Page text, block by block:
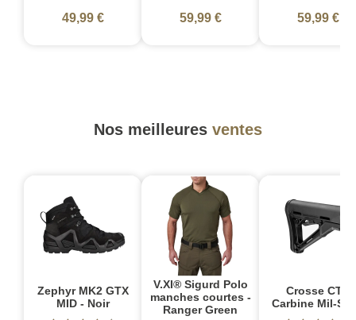
49,99 € 59,99 € 59,99 €
Nos meilleures ventes
Zephyr MK2 GTX
MID - Noir
V.XI® Sigurd Polo
manches courtes -
Ranger Green
Crosse CTR
Carbine Mil-